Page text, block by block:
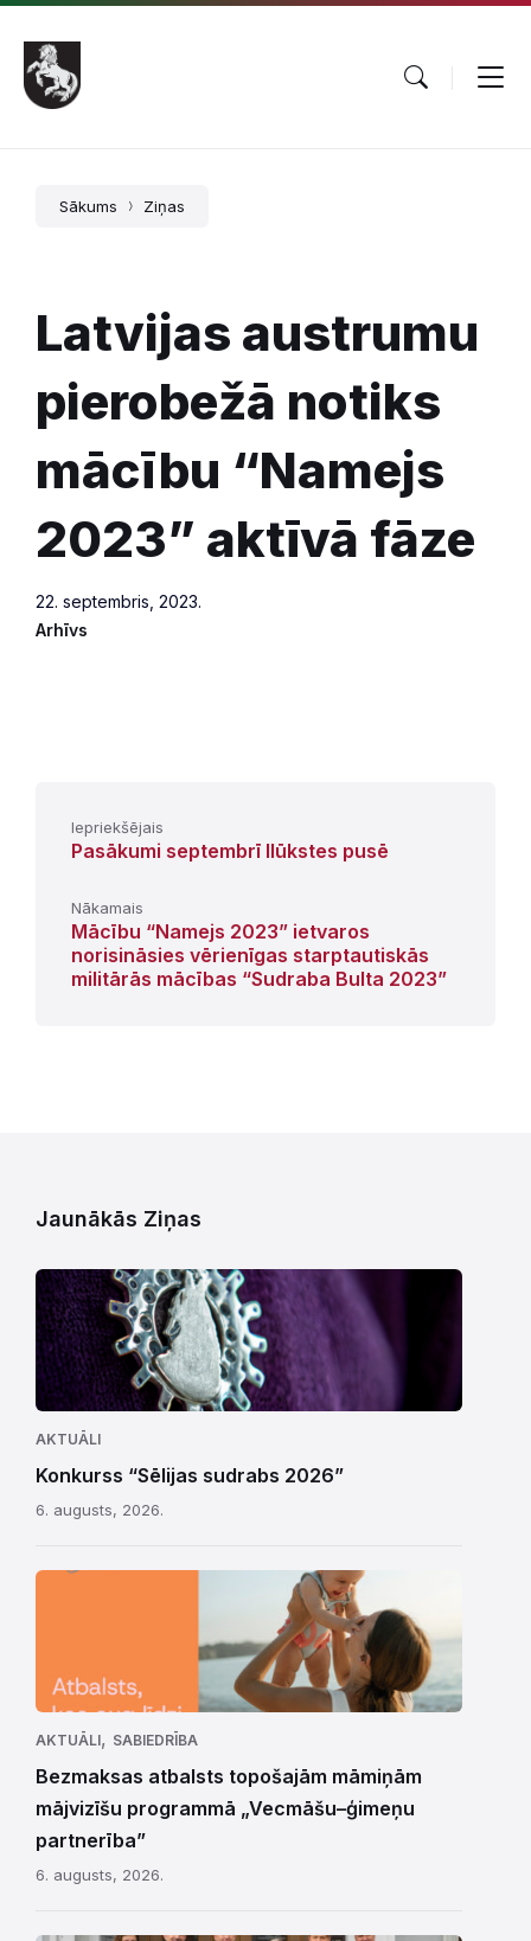
Pāriet
saturu
Skip
main
navigation
Skip
footer
Sākums Ziņas
Latvijas austrumu
pierobežā notiks
mācību “Namejs
2023” aktīvā fāze
22. septembris, 2023.
Arhīvs
Iepriekšējais
Pasākumi septembrī Ilūkstes pusē
Nākamais
Mācību “Namejs 2023” ietvaros
norisināsies vērienīgas starptautiskās
militārās mācības “Sudraba Bulta 2023”
Jaunākās Ziņas
AKTUĀLI
Konkurss “Sēlijas sudrabs 2026”
6. augusts, 2026.
AKTUĀLI, SABIEDRĪBA
Bezmaksas atbalsts topošajām māmiņām
mājvizīšu programmā „Vecmāšu–ģimeņu
partnerība”
6. augusts, 2026.